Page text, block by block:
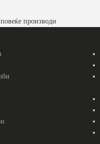
производи